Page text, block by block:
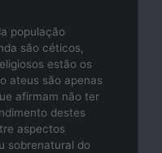
população
são céticos,
estão os
ateus são apenas
afirmam não ter
destes
aspectos
sobrenatural do